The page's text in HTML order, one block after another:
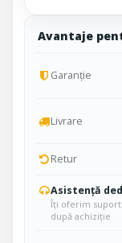
Avantaje
Garanție
Livrare
Retur
Asistență
Îți oferim suport
după achiziție